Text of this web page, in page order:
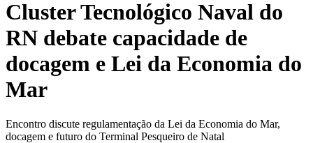
conteúdo
Cluster Tecnológico Naval do
RN debate capacidade de
docagem e Lei da Economia do
Mar
Encontro discute regulamentação da Lei da Economia do Mar,
docagem e futuro do Terminal Pesqueiro de Natal